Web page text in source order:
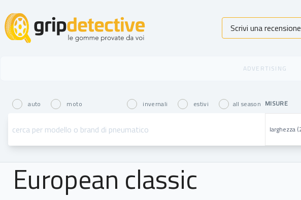
GripDetective Scrivi una recensione
auto moto invernali estivi all season MISURE
European classic